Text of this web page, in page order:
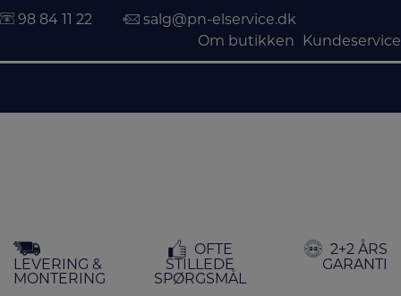
indholdet
98 84 11 22
salg@pn-elservice.dk
Om butikken
Kundeservice
LEVERING &
MONTERING
OFTE
STILLEDE
SPØRGSMÅL
2+2 ÅRS
GARANTI